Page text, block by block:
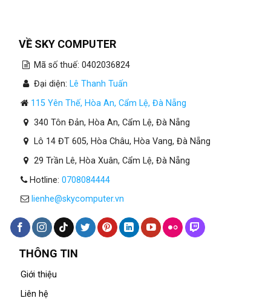
VỀ SKY COMPUTER
Mã số thuế: 0402036824
Đại diện: Lê Thanh Tuấn
115 Yên Thế, Hòa An, Cẩm Lệ, Đà Nẵng
340 Tôn Đản, Hòa An, Cẩm Lệ, Đà Nẵng
Lô 14 ĐT 605, Hòa Châu, Hòa Vang, Đà Nẵng
29 Trần Lê, Hòa Xuân, Cẩm Lệ, Đà Nẵng
Hotline: 0708084444
lienhe@skycomputer.vn
THÔNG TIN
Giới thiệu
Liên hệ